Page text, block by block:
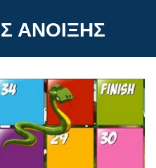
ΑΝΟΙΞΗΣ